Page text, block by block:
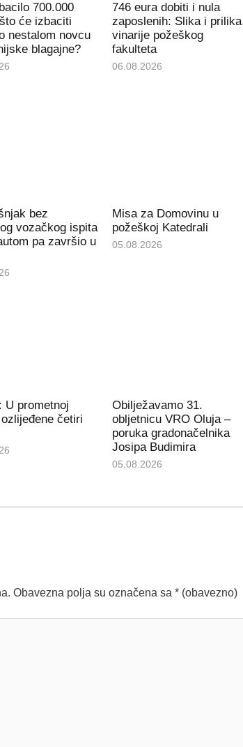
700.000
će izbaciti
nestalom novcu
blagajne?
746 eura dobiti i nula
zaposlenih: Slika i prilika
vinarije požeškog
fakulteta
06.08.2026
bez
vozačkog ispita
pa završio u
Misa za Domovinu u
požeškoj Katedrali
05.08.2026
U prometnoj
četiri
Obilježavamo 31.
obljetnicu VRO Oluja –
poruka gradonačelnika
Josipa Budimira
05.08.2026
Obavezna polja su označena sa * (obavezno)